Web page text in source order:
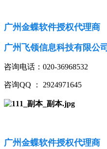
广州金蝶软件授权代理商
广州飞领信息科技有限公司
咨询电话：020-36968532
咨询QQ ： 2924971645
广州金蝶软件授权代理商